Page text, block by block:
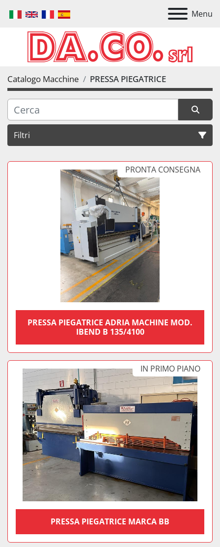
Menu
Catalogo Macchine PRESSA PIEGATRICE
Filtri
PRESSA PIEGATRICE
Ordina per
PRONTA CONSEGNA
PRESSA PIEGATRICE ADRIA MACHINE MOD.
IBEND B 135/4100
IN PRIMO PIANO
PRESSA PIEGATRICE MARCA BB